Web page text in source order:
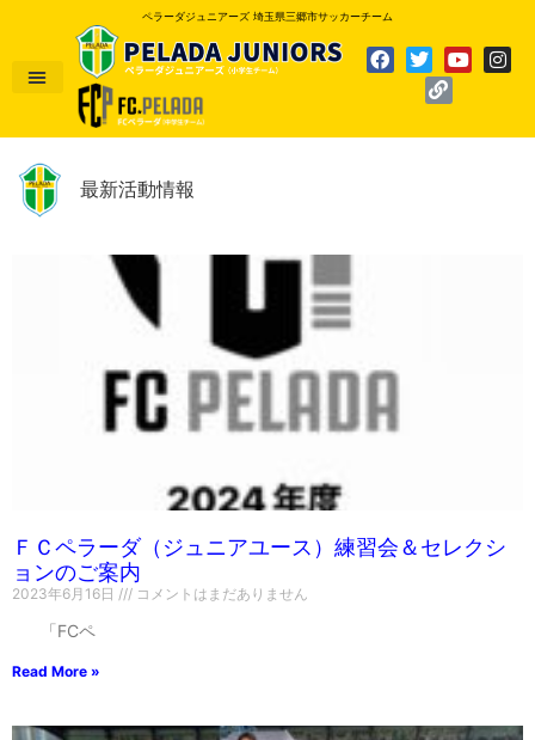
ペラーダジュニアーズ 埼玉県三郷市サッカーチーム
最新活動情報
ＦＣペラーダ（ジュニアユース）練習会＆セレクシ
ョンのご案内
2023年6月16日 コメントはまだありません
「FCペ
Read More »